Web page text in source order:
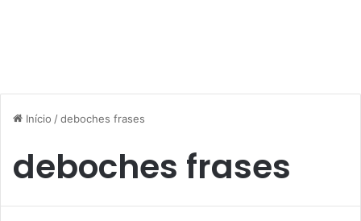
Início /deboches frases
deboches frases